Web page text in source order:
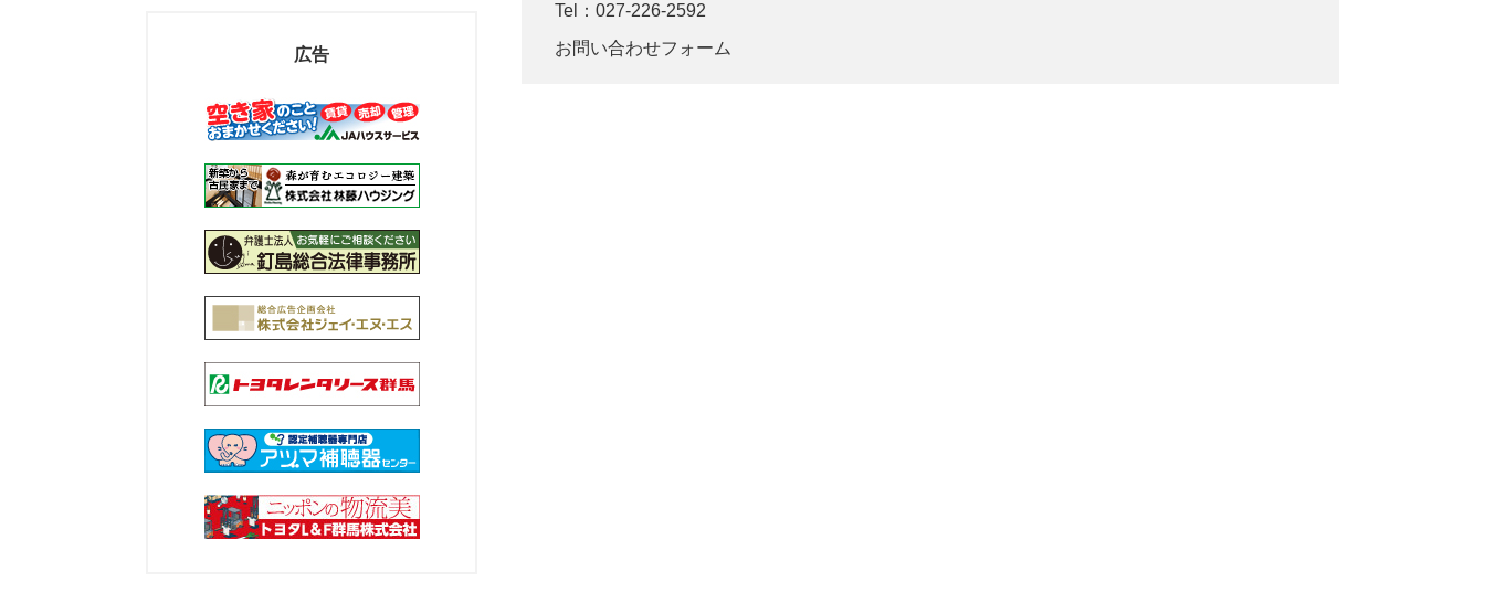
Tel：027-226-2592
お問い合わせフォーム
広告